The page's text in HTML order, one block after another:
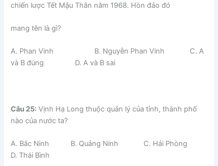
chiến lược Tết Mậu Thân năm 1968. Hòn đảo đó
mang tên là gì?
A. Phan Vinh B. Nguyễn Phan Vinh C. A
và B đúng D. A và B sai
Câu 25: Vịnh Hạ Long thuộc quản lý của tỉnh, thành phố
nào của nước ta?
A. Bắc Ninh B. Quảng Ninh C. Hải Phòng
D. Thái Bình